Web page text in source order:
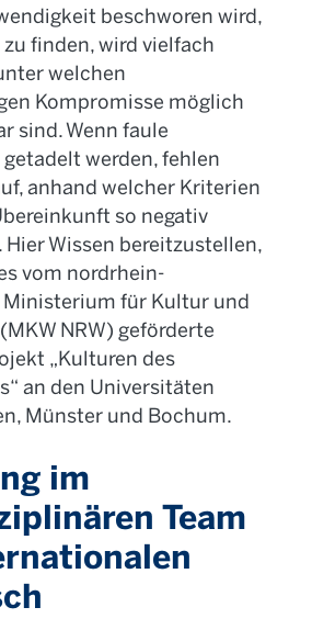
beschworen wird,
finden, wird vielfach
welchen
Kompromisse möglich
sind. Wenn faule
werden, fehlen
anhand welcher Kriterien
so negativ
Wissen bereitzustellen,
vom nordrhein-
für Kultur und
NRW) geförderte
„Kulturen des
an den Universitäten
Münster und Bochum.
im
Team